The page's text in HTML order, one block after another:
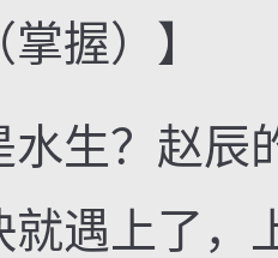
握）】
？赵辰
就遇上了，